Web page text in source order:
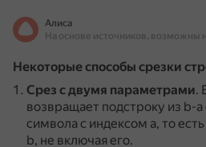
Алиса
Некоторые способы срезки
Срез с двумя параметрами.
возвращает подстроку из b-
символа c индексом a, то
b, не включая его.